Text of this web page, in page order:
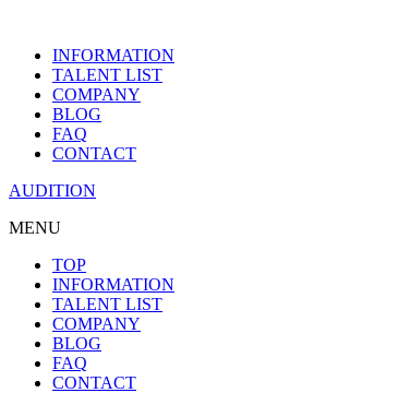
INFORMATION
TALENT LIST
COMPANY
BLOG
FAQ
CONTACT
AUDITION
MENU
TOP
INFORMATION
TALENT LIST
COMPANY
BLOG
FAQ
CONTACT